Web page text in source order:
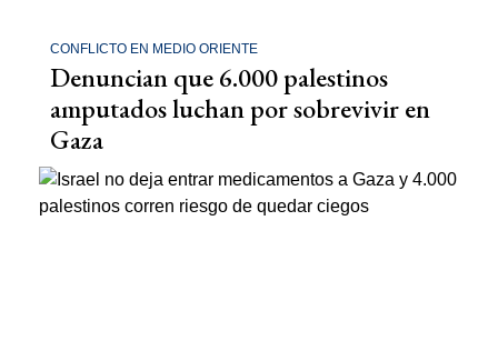
CONFLICTO EN MEDIO ORIENTE
Denuncian que 6.000 palestinos
amputados luchan por sobrevivir en
Gaza